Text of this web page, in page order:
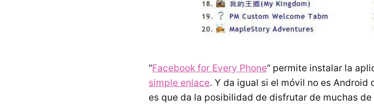
“Facebook for Every Phone“ permite instalar la
simple enlace. Y da igual si el móvil no es Android
es que da la posibilidad de disfrutar de muchas de